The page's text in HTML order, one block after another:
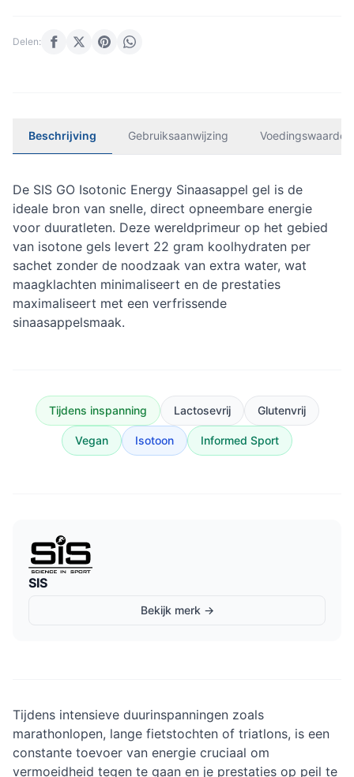
Delen:
Beschrijving Gebruiksaanwijzing Voedingswaarden
De SIS GO Isotonic Energy Sinaasappel gel is de
ideale bron van snelle, direct opneembare energie
voor duuratleten. Deze wereldprimeur op het gebied
van isotone gels levert 22 gram koolhydraten per
sachet zonder de noodzaak van extra water, wat
maagklachten minimaliseert en de prestaties
maximaliseert met een verfrissende
sinaasappelsmaak.
Tijdens inspanning Lactosevrij Glutenvrij
Vegan Isotoon Informed Sport
SIS
Bekijk merk →
Tijdens intensieve duurinspanningen zoals
marathonlopen, lange fietstochten of triatlons, is een
constante toevoer van energie cruciaal om
vermoeidheid tegen te gaan en je prestaties op peil te